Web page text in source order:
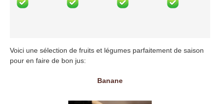
Voici une sélection de fruits et légumes parfaitement de saison
pour en faire de bon jus:
Banane